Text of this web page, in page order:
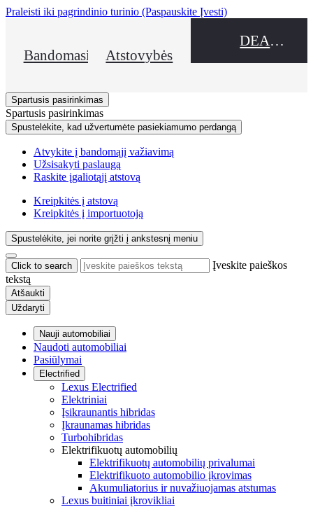
Praleisti iki pagrindinio turinio (Paspauskite Įvesti)
Bandomasis važiavimas
Atstovybės
DEALER NAME
Spartusis pasirinkimas
Spartusis pasirinkimas
Spustelėkite, kad užvertumėte pasiekiamumo perdangą
Atvykite į bandomąjį važiavimą
Užsisakyti paslaugą
Raskite įgaliotąjį atstovą
Kreipkitės į atstovą
Kreipkitės į importuotoją
Spustelėkite, jei norite grįžti į ankstesnį meniu
Click to search
Įveskite paieškos
tekstą
Atšaukti
Uždaryti
Nauji automobiliai
Naudoti automobiliai
Pasiūlymai
Electrified
Lexus Electrified
Elektriniai
Įsikraunantis hibridas
Įkraunamas hibridas
Turbohibridas
Elektrifikuotų automobilių
Elektrifikuotų automobilių privalumai
Elektrifikuoto automobilio įkrovimas
Akumuliatorius ir nuvažiuojamas atstumas
Lexus buitiniai įkrovikliai